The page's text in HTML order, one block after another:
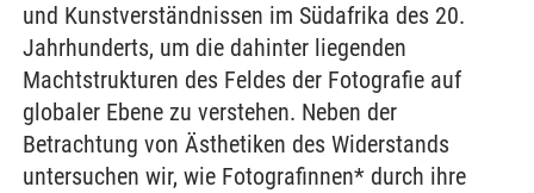
und Kunstverständnissen im Südafrika des 20.
Jahrhunderts, um die dahinter liegenden
Machtstrukturen des Feldes der Fotografie auf
globaler Ebene zu verstehen. Neben der
Betrachtung von Ästhetiken des Widerstands
untersuchen wir, wie Fotografinnen* durch ihre